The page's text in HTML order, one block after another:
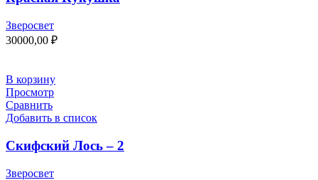
Зверосвет
30000,00 ₽
В корзину
Просмотр
Сравнить
Добавить в список
Скифский Лось – 2
Зверосвет